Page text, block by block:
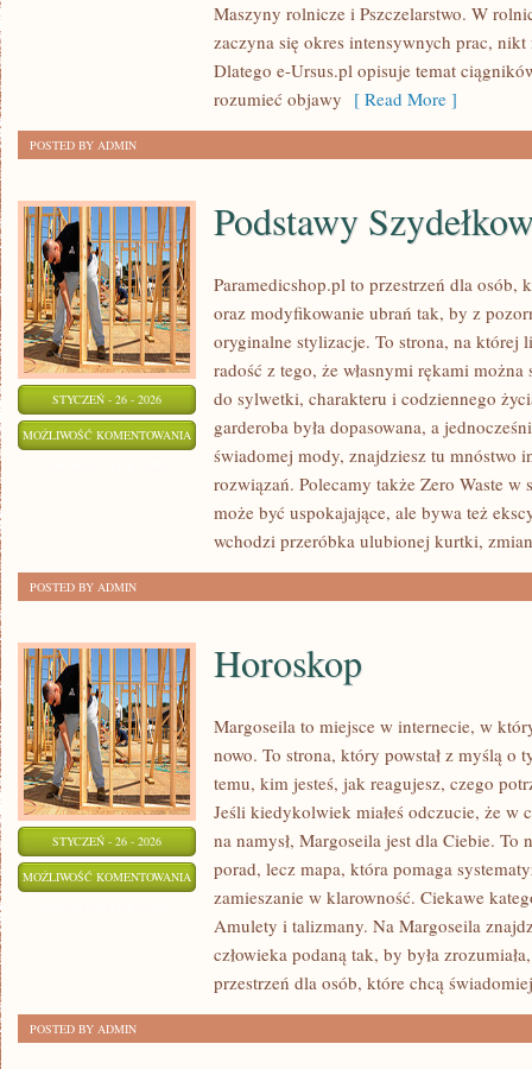
PLONYMaszyny rolnicze i Pszczelarstwo. W
zaczyna się okres intensywnych prac,
Dlatego e-Ursus.pl opisuje temat
rozumieć objawy [ Read More ]
POSTED BY ADMIN
STYCZEŃ - 26 - 2026
MOŻLIWOŚĆ KOMENTOWANIA PODSTAWY
SZYDEŁKOWANIA
Podstawy
Paramedicshop.pl to przestrzeń dla osób,
oraz modyfikowanie ubrań tak, by z
oryginalne stylizacje. To strona, na której
radość z tego, że własnymi rękami
do sylwetki, charakteru i codziennego
garderoba była dopasowana, a
świadomej mody, znajdziesz tu mnóstwo
rozwiązań. Polecamy także Zero Waste w
może być uspokajające, ale bywa też
wchodzi przeróbka ulubionej kurtki,
POSTED BY ADMIN
STYCZEŃ - 26 - 2026
MOŻLIWOŚĆ KOMENTOWANIA HOROSKOP
Horoskop
Margoseila to miejsce w internecie, w
nowo. To strona, który powstał z myślą o
temu, kim jesteś, jak reagujesz, czego
Jeśli kiedykolwiek miałeś odczucie, że
na namysł, Margoseila jest dla Ciebie. To
porad, lecz mapa, która pomaga
zamieszanie w klarowność. Ciekawe
Amulety i talizmany. Na Margoseila
człowieka podaną tak, by była
przestrzeń dla osób, które chcą świadomiej
POSTED BY ADMIN